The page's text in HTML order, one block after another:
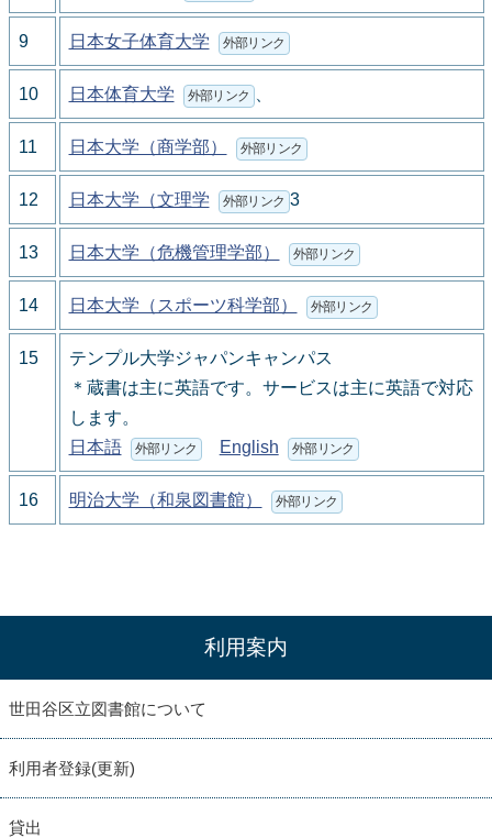
9 日本女子体育大学 外部リンク
10 日本体育大学 外部リンク 、
11 日本大学（商学部） 外部リンク
12 日本大学（文理学 外部リンク 3
13 日本大学（危機管理学部） 外部リンク
14 日本大学（スポーツ科学部） 外部リンク
15
テンプル大学ジャパンキャンパス
＊蔵書は主に英語です。サービスは主に英語で対応
します。
日本語
外部リンク English 外部リンク
16 明治大学（和泉図書館） 外部リンク
利用案内
世田谷区立図書館について
利用者登録(更新)
貸出